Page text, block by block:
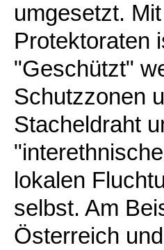
umgesetzt.
Protektoraten
"Geschützt"
Schutzzonen
Stacheldraht
lokalen
selbst. Am
Österreich